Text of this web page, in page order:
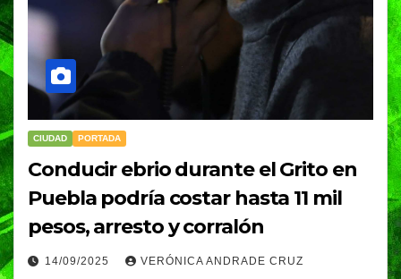
CIUDAD PORTADA
Conducir ebrio durante el Grito en
Puebla podría costar hasta 11 mil
pesos, arresto y corralón
14/09/2025 VERÓNICA ANDRADE CRUZ